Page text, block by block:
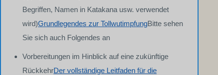
Begriffen, Namen in Katakana usw. verwendet
wird)Grundlegendes zur TollwutimpfungBitte sehen
Sie sich auch Folgendes an
Vorbereitungen im Hinblick auf eine zukünftige
RückkehrDer vollständige Leitfaden für die